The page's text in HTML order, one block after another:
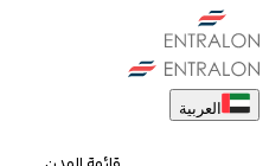
العربية